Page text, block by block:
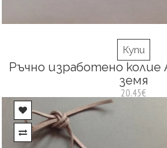
Купи
Ръчно изработено колие
земя
20.45€